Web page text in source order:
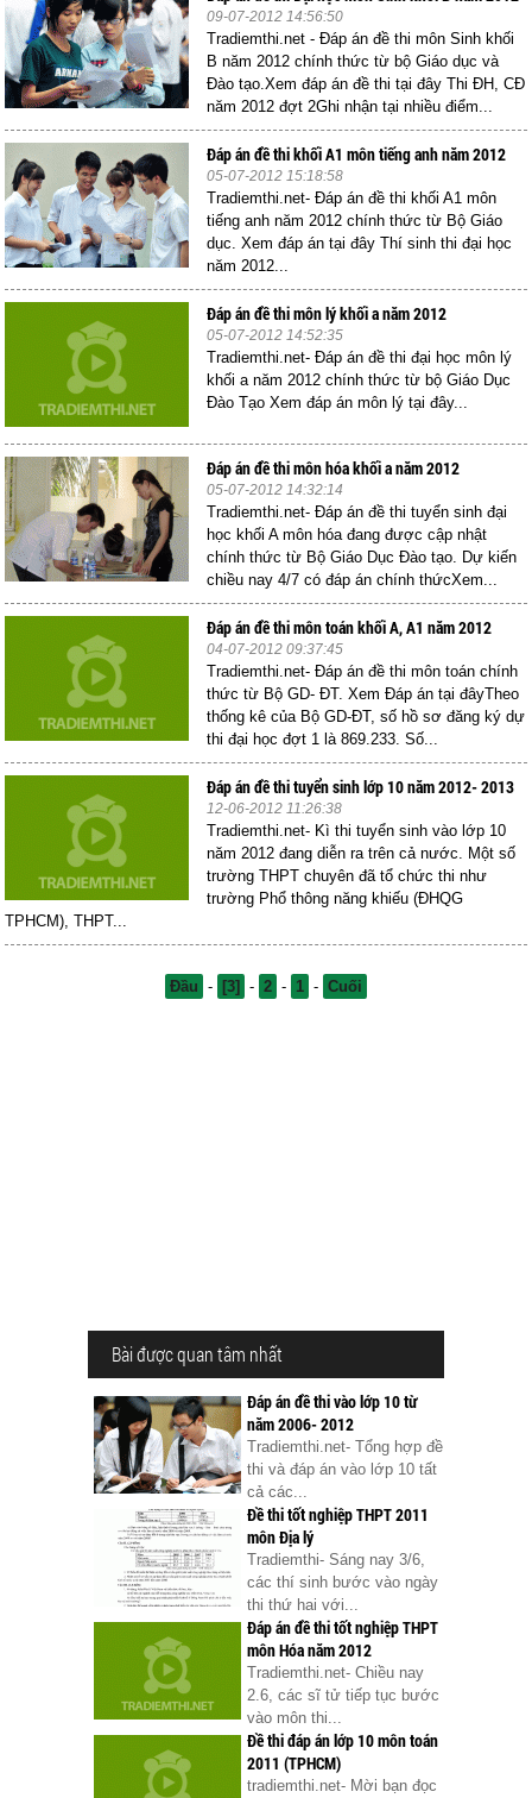
09-07-2012 14:56:50
Tradiemthi.net - Đáp án đề thi môn Sinh khối
B năm 2012 chính thức từ bộ Giáo dục và
Đào tạo.Xem đáp án đề thi tại đây Thi ĐH, CĐ
năm 2012 đợt 2Ghi nhận tại nhiều điểm...
Đáp án đề thi khối A1 môn tiếng anh năm 2012
05-07-2012 15:18:58
Tradiemthi.net- Đáp án đề thi khối A1 môn
tiếng anh năm 2012 chính thức từ Bộ Giáo
dục. Xem đáp án tại đây Thí sinh thi đại học
năm 2012...
Đáp án đề thi môn lý khối a năm 2012
05-07-2012 14:52:35
Tradiemthi.net- Đáp án đề thi đại học môn lý
khối a năm 2012 chính thức từ bộ Giáo Dục
Đào Tạo Xem đáp án môn lý tại đây...
Đáp án đề thi môn hóa khối a năm 2012
05-07-2012 14:32:14
Tradiemthi.net- Đáp án đề thi tuyển sinh đại
học khối A môn hóa đang được cập nhật
chính thức từ Bộ Giáo Dục Đào tạo. Dự kiến
chiều nay 4/7 có đáp án chính thứcXem...
Đáp án đề thi môn toán khối A, A1 năm 2012
04-07-2012 09:37:45
Tradiemthi.net- Đáp án đề thi môn toán chính
thức từ Bộ GD- ĐT. Xem Đáp án tại đâyTheo
thống kê của Bộ GD-ĐT, số hồ sơ đăng ký dự
thi đại học đợt 1 là 869.233. Số...
Đáp án đề thi tuyển sinh lớp 10 năm 2012- 2013
12-06-2012 11:26:38
Tradiemthi.net- Kì thi tuyển sinh vào lớp 10
năm 2012 đang diễn ra trên cả nước. Một số
trường THPT chuyên đã tổ chức thi như
trường Phổ thông năng khiếu (ĐHQG
TPHCM), THPT...
Đầu - [3] - 2 - 1 - Cuối
Bài được quan tâm nhất
Đáp án đề thi vào lớp 10 từ
năm 2006- 2012
Tradiemthi.net- Tổng hợp đề
thi và đáp án vào lớp 10 tất
cả các...
Đề thi tốt nghiệp THPT 2011
môn Địa lý
Tradiemthi- Sáng nay 3/6,
các thí sinh bước vào ngày
thi thứ hai với...
Đáp án đề thi tốt nghiệp THPT
môn Hóa năm 2012
Tradiemthi.net- Chiều nay
2.6, các sĩ tử tiếp tục bước
vào môn thi...
Đề thi đáp án lớp 10 môn toán
2011 (TPHCM)
tradiemthi.net- Mời bạn đọc